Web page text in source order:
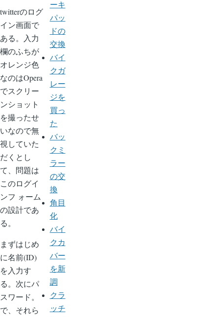
twitterのログ
イン画面で
ある。入力
欄のふちが
オレンジ色
なのはOpera
でスクリー
ンショット
を撮ったせ
いなので無
視していた
だくとし
て、問題は
このログイ
ンフ ォーム
の設計であ
る。
まずはじめ
に名前(ID)
を入力す
る。次にパ
スワード。
で、それら
ーキ
パッ
ドの
交換
バイ
クガ
レー
ジを
買っ
た
バッ
クミ
ラー
の交
換
角目
化
バイ
クカ
バー
を新
調
クラ
ッチ